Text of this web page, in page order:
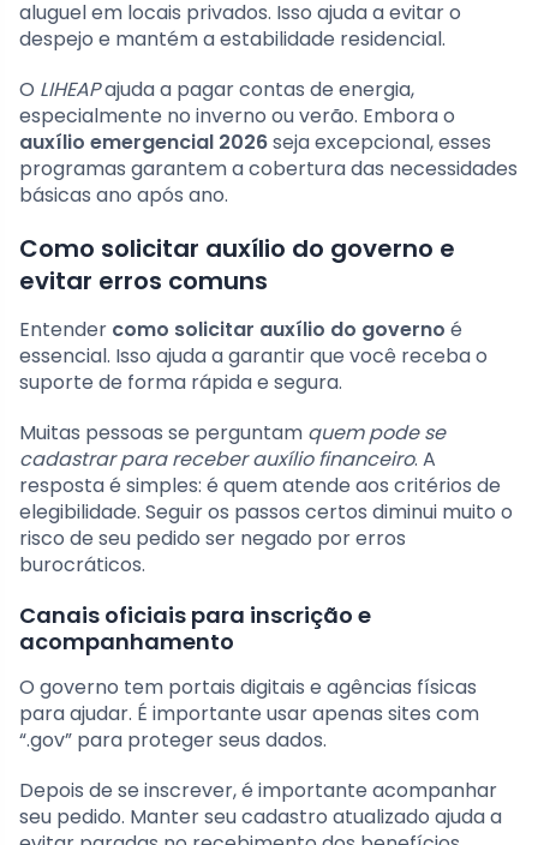
aluguel em locais privados. Isso ajuda a evitar o
despejo e mantém a estabilidade residencial.
O LIHEAPajuda a pagar contas de energia,
especialmente no inverno ou verão. Embora o
auxílio emergencial 2026seja excepcional, esses
programas garantem a cobertura das necessidades
básicas ano após ano.
Como solicitar auxílio do governo e
evitar erros comuns
Entender como solicitar auxílio do governo é
essencial. Isso ajuda a garantir que você receba o
suporte de forma rápida e segura.
Muitas pessoas se perguntam quem pode se
cadastrar para receber auxílio financeiro. A
resposta é simples: é quem atende aos critérios de
elegibilidade. Seguir os passos certos diminui muito o
risco de seu pedido ser negado por erros
burocráticos.
Canais oficiais para inscrição e
acompanhamento
O governo tem portais digitais e agências físicas
para ajudar. É importante usar apenas sites com
“.gov” para proteger seus dados.
Depois de se inscrever, é importante acompanhar
seu pedido. Manter seu cadastro atualizado ajuda a